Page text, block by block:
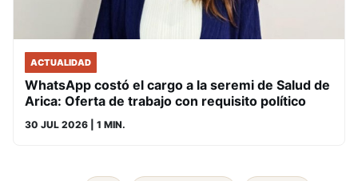
ACTUALIDAD
WhatsApp costó el cargo a la seremi de Salud de
Arica: Oferta de trabajo con requisito político
30 JUL 2026 | 1 MIN.